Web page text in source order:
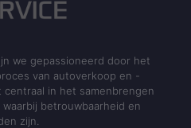
we gepassioneerd door het
van autoverkoop en -
centraal in het samenbrengen
betrouwbaarheid en
zijn.